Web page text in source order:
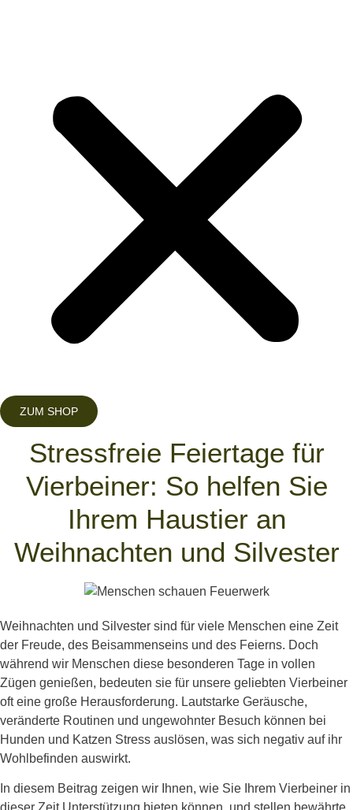
ZUM SHOP
Stressfreie Feiertage für
Vierbeiner: So helfen Sie
Ihrem Haustier an
Weihnachten und Silvester
Weihnachten und Silvester sind für viele Menschen eine Zeit
der Freude, des Beisammenseins und des Feierns. Doch
während wir Menschen diese besonderen Tage in vollen
Zügen genießen, bedeuten sie für unsere geliebten Vierbeiner
oft eine große Herausforderung. Lautstarke Geräusche,
veränderte Routinen und ungewohnter Besuch können bei
Hunden und Katzen Stress auslösen, was sich negativ auf ihr
Wohlbefinden auswirkt.
In diesem Beitrag zeigen wir Ihnen, wie Sie Ihrem Vierbeiner in